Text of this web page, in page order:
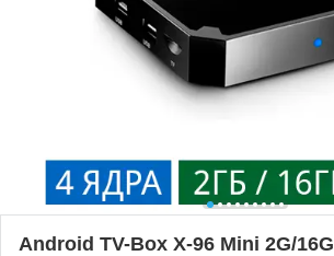
Android TV-Box X-96 Mini 2G/16G